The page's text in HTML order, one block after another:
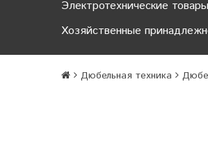
Электротехнические товары
Хозяйственные
Дюбельная техника